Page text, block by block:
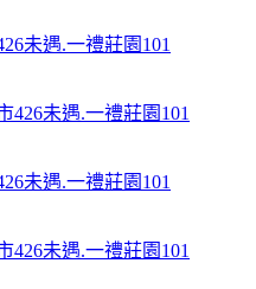
未遇.一禮莊園101
未遇.一禮莊園101